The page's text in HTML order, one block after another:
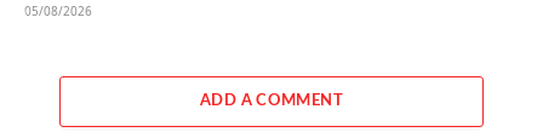
05/08/2026
ADD A COMMENT